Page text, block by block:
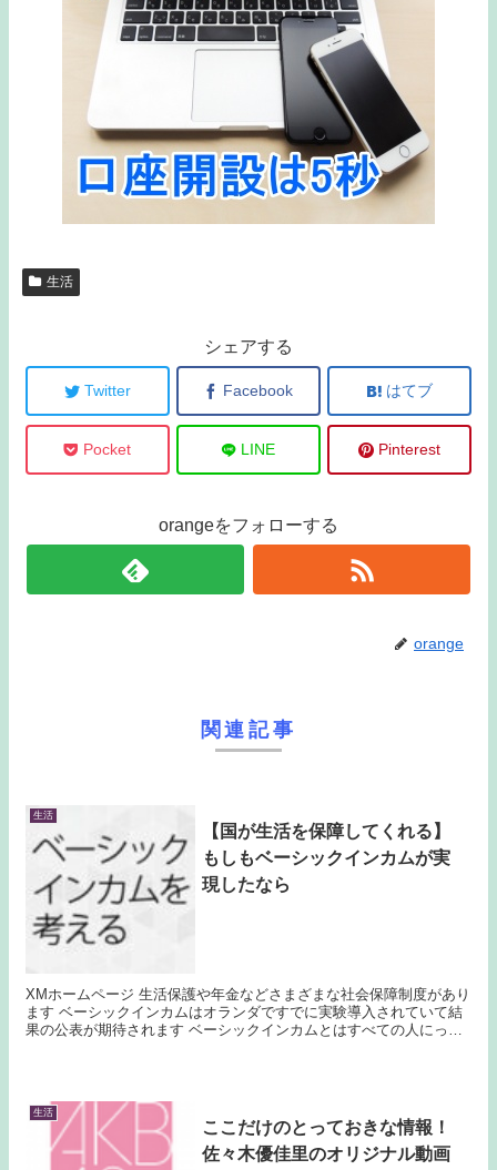
生活
シェアする
Twitter Facebook はてブ
Pocket LINE Pinterest
orangeをフォローする
orange
関連記事
生活
【国が生活を保障してくれる】
もしもベーシックインカムが実
現したなら
XMホームページ 生活保護や年金などさまざまな社会保障制度があり
ます ベーシックインカムはオランダですでに実験導入されていて結
果の公表が期待されます ベーシックインカムとはすべての人にっ最
生活
ここだけのとっておきな情報！
佐々木優佳里のオリジナル動画